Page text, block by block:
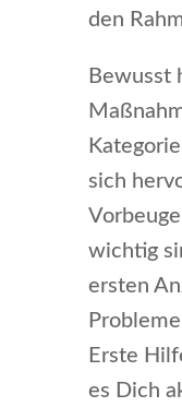
den
Bewusst
sich
wichtig
ersten
Erste
es Dich